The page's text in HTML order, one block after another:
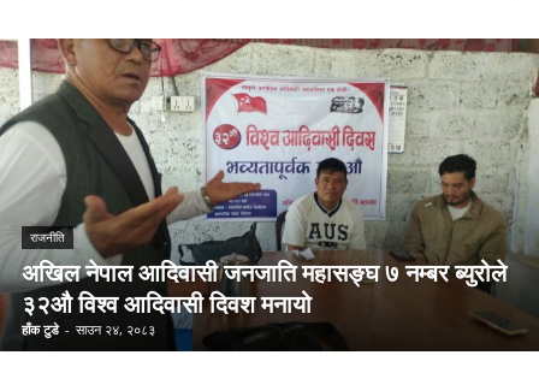
राजनीति
अखिल नेपाल आदिवासी जनजाति महासङ्घ ७ नम्बर ब्युरोले
३२औ विश्व आदिवासी दिवश मनायो
हाँक टुडे - साउन २४, २०८३